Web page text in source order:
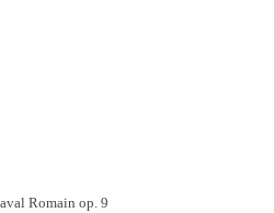
Romain op. 9